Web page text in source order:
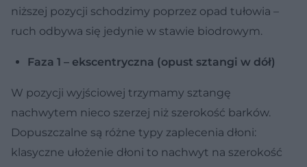
niższej pozycji schodzimy poprzez opad tułowia –
ruch odbywa się jedynie w stawie biodrowym.
Faza 1 – ekscentryczna (opust sztangi w dół)
W pozycji wyjściowej trzymamy sztangę
nachwytem nieco szerzej niż szerokość barków.
Dopuszczalne są różne typy zaplecenia dłoni:
klasyczne ułożenie dłoni to nachwyt na szerokość